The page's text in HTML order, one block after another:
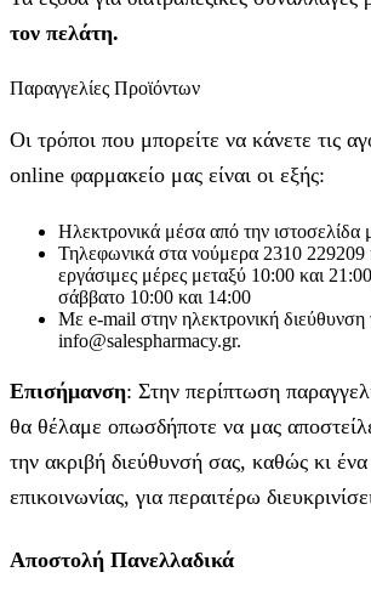
τον πελάτη.
Παραγγελίες Προϊόντων
Οι τρόποι που μπορείτε να κάνετε τις
online φαρμακείο μας είναι οι εξής:
Ηλεκτρονικά μέσα από την ιστοσελίδα
Τηλεφωνικά στα νούμερα 2310 229209
εργάσιμες μέρες μεταξύ 10:00 και
σάββατο 10:00 και 14:00
Με e-mail στην ηλεκτρονική διεύθυνση
info@salespharmacy.gr.
Επισήμανση: Στην περίπτωση
θα θέλαμε οπωσδήποτε να μας
την ακριβή διεύθυνσή σας, καθώς κι
επικοινωνίας, για περαιτέρω
Αποστολή Πανελλαδικά